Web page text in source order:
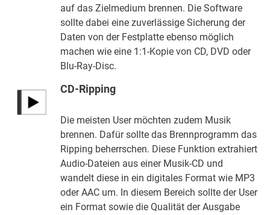
auf das Zielmedium brennen. Die Software
sollte dabei eine zuverlässige Sicherung der
Daten von der Festplatte ebenso möglich
machen wie eine 1:1-Kopie von CD, DVD oder
Blu-Ray-Disc.
CD-Ripping
Die meisten User möchten zudem Musik
brennen. Dafür sollte das Brennprogramm das
Ripping beherrschen. Diese Funktion extrahiert
Audio-Dateien aus einer Musik-CD und
wandelt diese in ein digitales Format wie MP3
oder AAC um. In diesem Bereich sollte der User
ein Format sowie die Qualität der Ausgabe